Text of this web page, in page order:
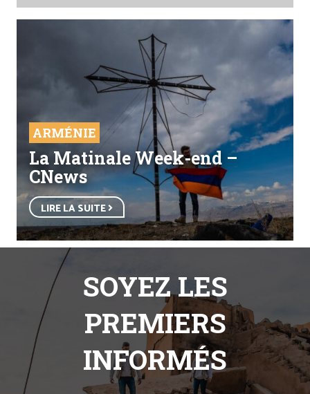
ARMÉNIE
La Matinale Week-end –
CNews
LIRE LA SUITE
SOYEZ LES
PREMIERS
INFORMÉS